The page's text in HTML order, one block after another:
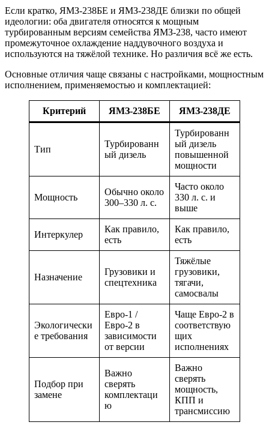
Если кратко, ЯМЗ-238БЕ и ЯМЗ-238ДЕ близки по общей
идеологии: оба двигателя относятся к мощным
турбированным версиям семейства ЯМЗ-238, часто имеют
промежуточное охлаждение наддувочного воздуха и
используются на тяжёлой технике. Но различия всё же есть.
Основные отличия чаще связаны с настройками, мощностным
исполнением, применяемостью и комплектацией:
Критерий ЯМЗ-238БЕ ЯМЗ-238ДЕ
Тип
Турбированн
ый дизель
Турбированн
ый дизель
повышенной
мощности
Мощность
Обычно около
300–330 л. с.
Часто около
330 л. с. и
выше
Интеркулер
Как правило,
есть
Как правило,
есть
Назначение
Грузовики и
спецтехника
Тяжёлые
грузовики,
тягачи,
самосвалы
Экологически
е требования
Евро-1 /
Евро-2 в
зависимости
от версии
Чаще Евро-2 в
соответствую
щих
исполнениях
Подбор при
замене
Важно
сверять
комплектаци
ю
Важно
сверять
мощность,
КПП и
трансмиссию